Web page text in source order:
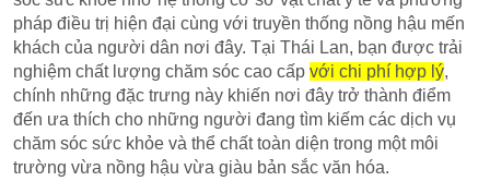
pháp điều trị hiện đại cùng với truyền thống nồng hậu mến
khách của người dân nơi đây. Tại Thái Lan, bạn được trải
nghiệm chất lượng chăm sóc cao cấp với chi phí hợp lý,
chính những đặc trưng này khiến nơi đây trở thành điểm
đến ưa thích cho những người đang tìm kiếm các dịch vụ
chăm sóc sức khỏe và thể chất toàn diện trong một môi
trường vừa nồng hậu vừa giàu bản sắc văn hóa.